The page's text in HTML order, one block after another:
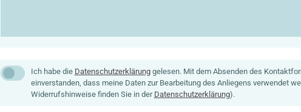
Datenschutz
Ich habe die Datenschutzerklärunggelesen. Mit dem Absenden des
einverstanden, dass meine Daten zur Bearbeitung des Anliegens verwendet
Widerrufshinweise finden Sie in der Datenschutzerklärung).